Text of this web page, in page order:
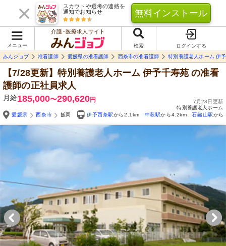
スカウトや選考の連絡を
通知でお知らせ
無料インストール
メニュー
介護･医療求人サイト
検索
ログインする
みんジョブ
准看護師 愛媛県の准看護師 西条市の准看護師 特別養護老人ホーム 伊
【7/28更新】特別養護老人ホーム 伊予千寿苑 の准看
護師の正社員求人
月給185,000〜290,620円
7月28日更新
特別養護老人ホーム
愛媛県
西条市 飯岡 伊予西条駅から2.1km 中萩駅から4.2km 石鎚山駅から